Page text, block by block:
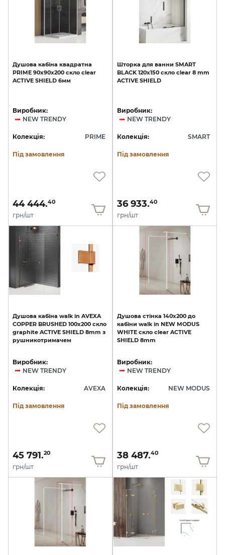
Душова кабіна квадратна
PRIME 90x90x200 скло clear
ACTIVE SHIELD 6мм
Виробник:
NEW TRENDY
Колекція: PRIME
Під замовлення
44 444.40
грн/шт
Шторка для ванни SMART
BLACK 120x150 скло clear 8 mm
ACTIVE SHIELD
Виробник:
NEW TRENDY
Колекція: SMART
Під замовлення
36 933.40
грн/шт
Душова кабіна walk in AVEXA
COPPER BRUSHED 100x200 скло
graphite ACTIVE SHIELD 8mm з
рушникотримачем
Виробник:
NEW TRENDY
Колекція: AVEXA
Під замовлення
45 791.20
грн/шт
Душова стінка 140х200 до
кабіни walk in NEW MODUS
WHITE скло clear ACTIVE
SHIELD 8mm
Виробник:
NEW TRENDY
Колекція: NEW MODUS
Під замовлення
38 487.40
грн/шт